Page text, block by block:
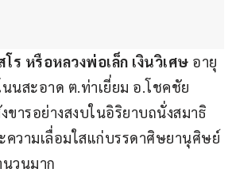
ร หรือหลวงพ่อเล็ก เงินวิเศษ อายุ
นสะอาด ต.ท่าเยี่ยม อ.โชคชัย
ขารอย่างสงบในอิริยาบถนั่งสมาธิ
ความเลื่อมใสแก่บรรดาศิษยานุศิษย์
วนมาก